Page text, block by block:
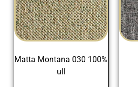
Matta Montana 030 100%
ull